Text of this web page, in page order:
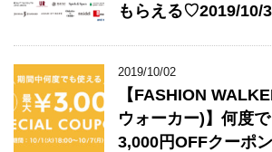
もらえる♡2019/10/
2019/10/02
【FASHION
ウォーカー)】何度
3,000円OFFクーポ